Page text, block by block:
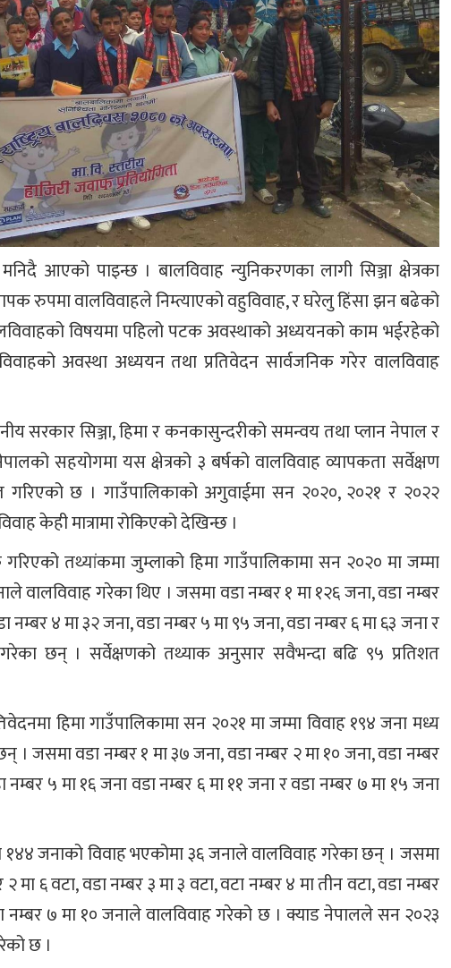
आएको पाइन्छ । बालविवाह न्युनिकरणका लागी सिञ्जा क्षेत्रका
रुपमा वालविवाहले निम्त्याएको वहुविवाह, र घरेलु हिंसा झन बढेको
विषयमा पहिलो पटक अवस्थाको अध्ययनको काम भईरहेको
अवस्था अध्ययन तथा प्रतिवेदन सार्वजनिक गरेर वालविवाह
सरकार सिञ्जा, हिमा र कनकासुन्दरीको समन्वय तथा प्लान नेपाल र
सहयोगमा यस क्षेत्रको ३ बर्षको वालविवाह व्यापकता सर्वेक्षण
छ । गाउँपालिकाको अगुवाईमा सन २०२०, २०२१ र २०२२
केही मात्रामा रोकिएको देखिन्छ ।
तथ्यांकमा जुम्लाको हिमा गाउँपालिकामा सन २०२० मा जम्मा
वालविवाह गरेका थिए । जसमा वडा नम्बर १ मा १२६ जना, वडा नम्बर
नम्बर ४ मा ३२ जना, वडा नम्बर ५ मा ९५ जना, वडा नम्बर ६ मा ६३ जना र
छन् । सर्वेक्षणको तथ्याक अनुसार सवैभन्दा बढि ९५ प्रतिशत
हिमा गाउँपालिकामा सन २०२१ मा जम्मा विवाह १९४ जना मध्य
। जसमा वडा नम्बर १ मा ३७ जना, वडा नम्बर २ मा १० जना, वडा नम्बर
नम्बर ५ मा १६ जना वडा नम्बर ६ मा ११ जना र वडा नम्बर ७ मा १५ जना
१४४ जनाको विवाह भएकोमा ३६ जनाले वालविवाह गरेका छन् । जसमा
मा ६ वटा, वडा नम्बर ३ मा ३ वटा, वटा नम्बर ४ मा तीन वटा, वडा नम्बर
नम्बर ७ मा १० जनाले वालविवाह गरेको छ । क्याड नेपालले सन २०२३
छ ।